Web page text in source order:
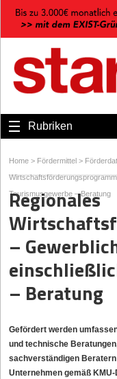
Rubriken
Home > Fördermittel >
Tourismusgewerbe – Beratung
Regionales
–
– Beratung
Gefördert werden
und technische
sachverständigen
Unternehmen gemäß